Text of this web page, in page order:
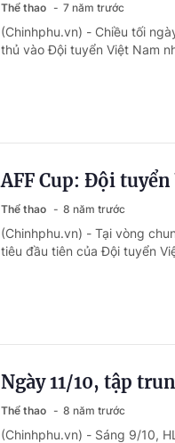
Thể thao 7 năm trước
(Chinhphu.vn) - Chiều tối
thủ vào Đội tuyển Việt Nam
AFF Cup: Đội
Thể thao 8 năm trước
(Chinhphu.vn) - Tại vòng
tiêu đầu tiên của Đội tuyển
Ngày 11/10, tập
Thể thao 8 năm trước
(Chinhphu.vn) - Sáng 9/10,